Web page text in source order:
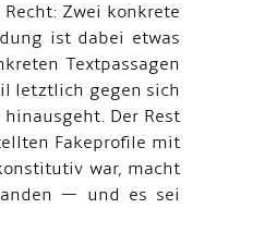
Zwei konkrete
ist dabei etwas
Textpassagen
letztlich gegen sich
Der Rest
Fakeprofile mit
war, macht
— und es sei